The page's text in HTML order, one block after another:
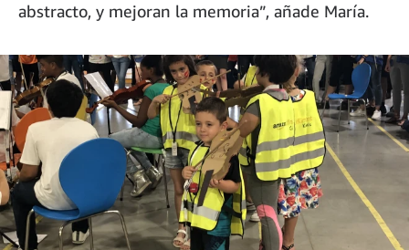
abstracto, y mejoran la memoria”, añade María.